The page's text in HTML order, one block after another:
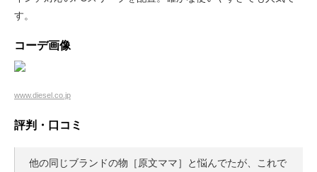
す。
コーデ画像
www.diesel.co.jp
評判・口コミ
他の同じブランドの物［原文ママ］と悩んでたが、これで